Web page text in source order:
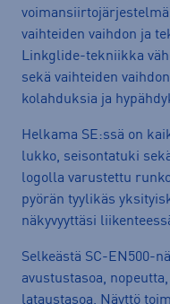
vaihteiden vaihdon ja
Linkglide-tekniikka
sekä vaihteiden
kolahduksia ja
Helkama SE:ssä on
lukko, seisontatuki
logolla varustettu
pyörän tyylikäs
näkyvyyttäsi
Selkeästä SC-EN500-
avustustasoa,
lataustasoa. Näyttö